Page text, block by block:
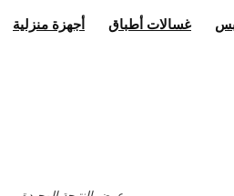
غسالات أطباق أجهزة منزلية